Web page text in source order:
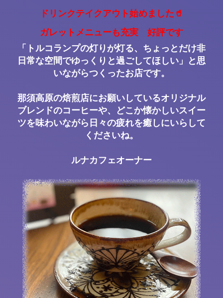
ドリンクテイクアウト始めました🥤
ガレットメニューも充実 好評です
「トルコランプの灯りが灯る、ちょっとだけ非
日常な空間でゆっくりと過ごしてほしい」と思
いながらつくったお店です。
那須高原の焙煎店にお願いしているオリジナル
ブレンドのコーヒーや、どこか懐かしいスイー
ツを味わいながら日々の疲れを癒しにいらして
くださいね。
ルナカフェオーナー